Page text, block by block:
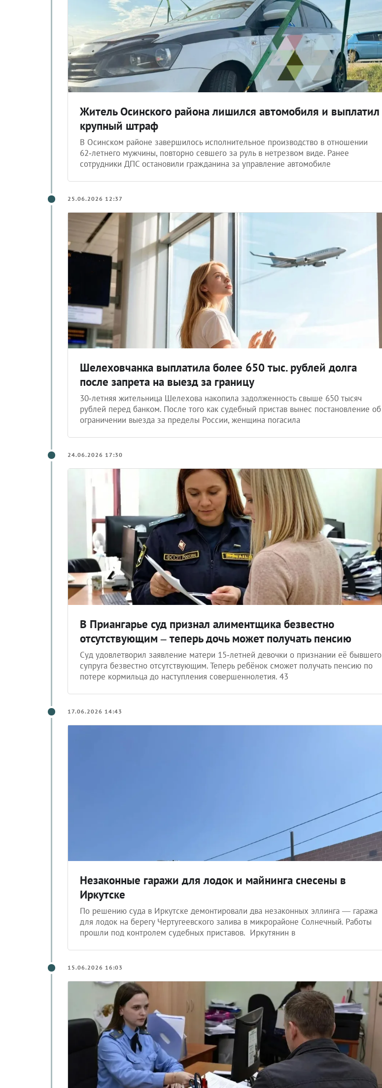
Житель Осинского района лишился автомобиля и выплатил
крупный штраф
В Осинском районе завершилось исполнительное производство в отношении
62‑летнего мужчины, повторно севшего за руль в нетрезвом виде. Ранее
сотрудники ДПС остановили гражданина за управление автомобиле
25.06.2026 12:37
Шелеховчанка выплатила более 650 тыс. рублей долга
после запрета на выезд за границу
30‑летняя жительница Шелехова накопила задолженность свыше 650 тысяч
рублей перед банком. После того как судебный пристав вынес постановление об
ограничении выезда за пределы России, женщина погасила
24.06.2026 17:30
В Приангарье суд признал алиментщика безвестно
отсутствующим – теперь дочь может получать пенсию
Суд удовлетворил заявление матери 15‑летней девочки о признании её бывшего
супруга безвестно отсутствующим. Теперь ребёнок сможет получать пенсию по
потере кормильца до наступления совершеннолетия. 43
17.06.2026 14:43
Незаконные гаражи для лодок и майнинга снесены в
Иркутске
По решению суда в Иркутске демонтировали два незаконных эллинга — гаража
для лодок на берегу Чертугеевского залива в микрорайоне Солнечный. Работы
прошли под контролем судебных приставов. Иркутянин в
15.06.2026 16:03